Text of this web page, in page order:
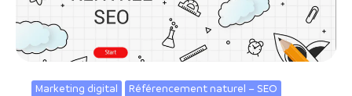
Marketing digital Référencement naturel – SEO